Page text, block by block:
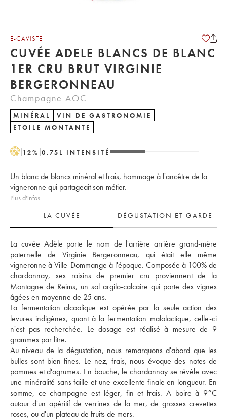
E-CAVISTE
CUVÉE ADELE BLANCS DE BLANC
1ER CRU BRUT VIRGINIE
BERGERONNEAU
Champagne AOC
MINÉRAL
VIN DE GASTRONOMIE
ETOILE MONTANTE
H 12% 0.75 L INTENSITÉ
Un blanc de blancs minéral et frais, hommage à l'ancêtre de la
vigneronne qui partageait son métier.
Plus d'infos
LA CUVÉE
DÉGUSTATION ET GARDE
La cuvée Adèle porte le nom de l'arrière arrière grand-mère
paternelle de Virginie Bergeronneau, qui était elle même
vigneronne à Ville-Dommange à l'époque. Composée à 100% de
chardonnay, ses raisins de premier cru proviennent de la
Montagne de Reims, un sol argilo-calcaire qui porte des vignes
âgées en moyenne de 25 ans.
La fermentation alcoolique est opérée par la seule action des
levures indigènes, quant à la fermentation malolactique, celle-ci
n'est pas recherchée. Le dosage est réalisé à mesure de 9
grammes par litre.
Au niveau de la dégustation, nous remarquons d'abord que les
bulles sont bien fines. Le nez, frais, nous évoque des notes de
pommes et d'agrumes. En bouche, le chardonnay se révèle avec
une minéralité sans faille et une excellente finale en longueur. En
somme, ce champagne est léger, fin et frais. A boire à 9°C
autour d'un apéritif de verrines de la mer, de grosses crevettes
roses, ou d'un plateau de fruits de mers.